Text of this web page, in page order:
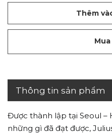
Thêm
Thông tin sản phẩm
Được thành lập tại Seoul –
những gì đã đạt được,